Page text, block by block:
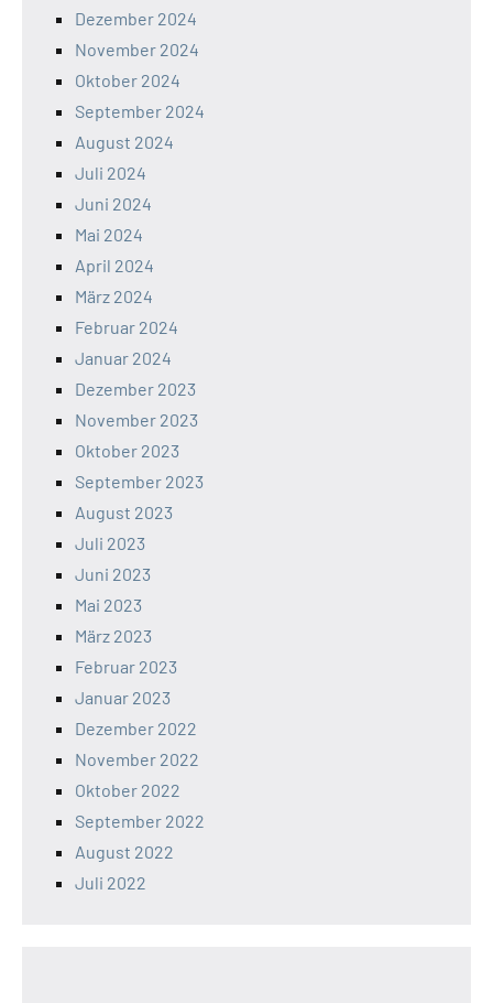
Dezember 2024
November 2024
Oktober 2024
September 2024
August 2024
Juli 2024
Juni 2024
Mai 2024
April 2024
März 2024
Februar 2024
Januar 2024
Dezember 2023
November 2023
Oktober 2023
September 2023
August 2023
Juli 2023
Juni 2023
Mai 2023
März 2023
Februar 2023
Januar 2023
Dezember 2022
November 2022
Oktober 2022
September 2022
August 2022
Juli 2022